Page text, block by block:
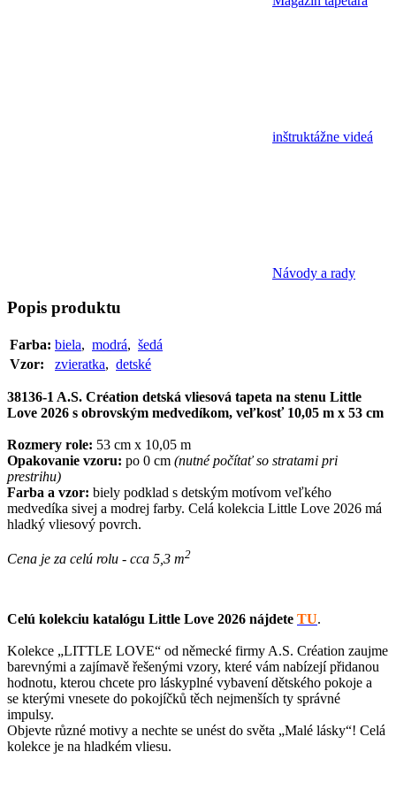
inštruktážne videá
Návody a rady
Popis produktu
Farba: biela, modrá, šedá
Vzor:
zvieratka, detské
38136-1 A.S. Création detská vliesová tapeta na stenu Little
Love 2026 s obrovským medvedíkom, veľkosť 10,05 m x 53 cm
Rozmery role: 53 cm x 10,05 m
Opakovanie vzoru: po 0 cm (nutné počítať so stratami pri
prestrihu)
Farba a vzor: biely podklad s detským motívom veľkého
medvedíka sivej a modrej farby. Celá kolekcia Little Love 2026 má
hladký vliesový povrch.
Cena je za celú rolu - cca 5,3 m2
Celú kolekciu katalógu Little Love 2026 nájdete TU.
Kolekce „LITTLE LOVE“ od německé firmy A.S. Création zaujme
barevnými a zajímavě řešenými vzory, které vám nabízejí přidanou
hodnotu, kterou chcete pro láskyplné vybavení dětského pokoje a
se kterými vnesete do pokojíčků těch nejmenších ty správné
impulsy.
Objevte různé motivy a nechte se unést do světa „Malé lásky“! Celá
kolekce je na hladkém vliesu.